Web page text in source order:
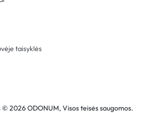
taisyklės
2026 ODONUM, Visos teisės saugomos.